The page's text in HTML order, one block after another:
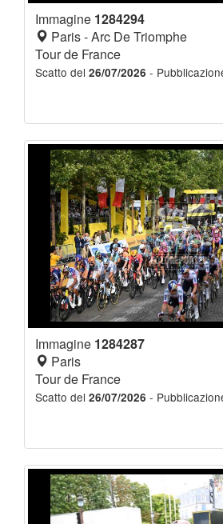
Immagine 1284294
Paris - Arc De Triomphe
Tour de France
Scatto del 26/07/2026 -
Immagine 1284287
Paris
Tour de France
Scatto del 26/07/2026 -